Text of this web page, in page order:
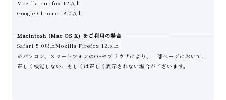
Mozilla Firefox 12以上
Google Chrome 18.0以上
Macintosh (Mac OS X) をご利用の場合
Safari 5.0以上Mozilla Firefox 12以上
※パソコン、スマートフォンのOSやブラウザにより、一部ページにおいて、
正しく機能しない、もしくは正しく表示されない場合がございます。